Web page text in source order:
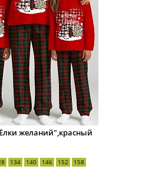
желаний",красный
134 140 146 152
158